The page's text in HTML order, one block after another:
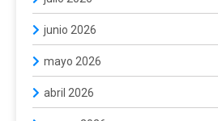
junio 2026
mayo 2026
abril 2026